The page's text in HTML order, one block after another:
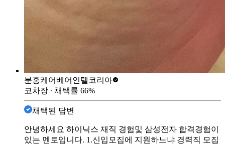
분홍케어베어 인텔코리아
코차장 ∙ 채택률 66%
채택된 답변
안녕하세요 하이닉스 재직 경험및 삼성전자 합격경험이
있는 멘토입니다. 1.신입모집에 지원하느냐 경력직 모집